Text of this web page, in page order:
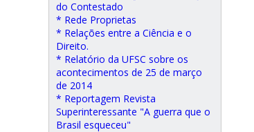
do Contestado
* Rede Proprietas
* Relações entre a Ciência e o
Direito.
* Relatório da UFSC sobre os
acontecimentos de 25 de março
de 2014
* Reportagem Revista
Superinteressante "A guerra que o
Brasil esqueceu"